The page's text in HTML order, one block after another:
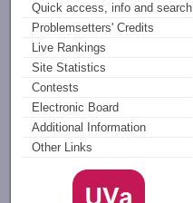
Quick access, info and search
Problemsetters' Credits
Live Rankings
Site Statistics
Contests
Electronic Board
Additional Information
Other Links